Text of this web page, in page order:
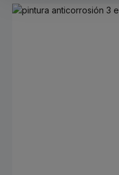
Omitir galería de imágenes